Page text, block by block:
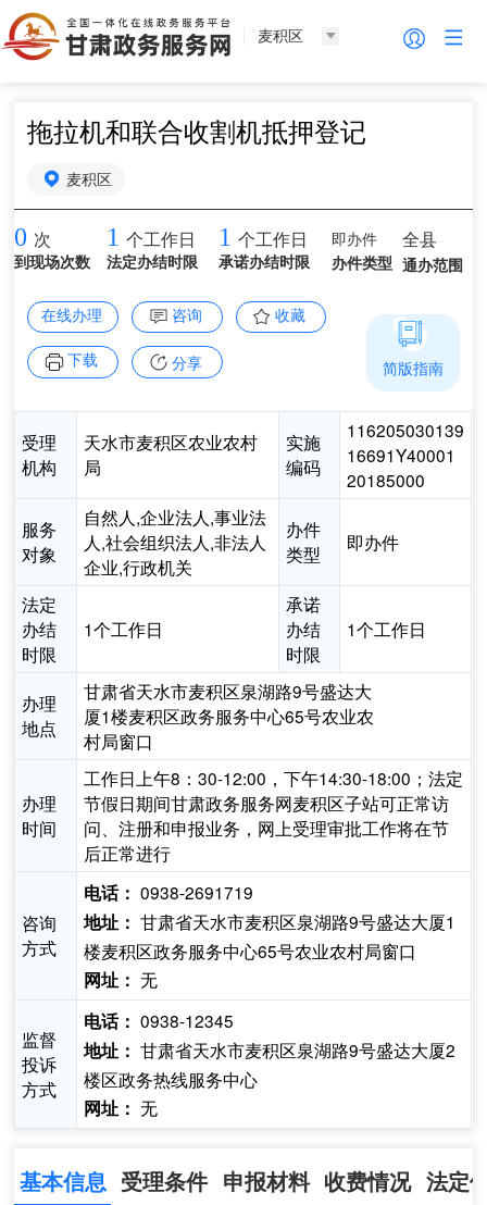
麦积区
拖拉机和联合收割机抵押登记
麦积区
0 次
到现场次数
1 个工作日
法定办结时限
1 个工作日
承诺办结时限
即办件
办件类型
全县
通办范围
在线办理 咨询 收藏
下载 分享
受理
机构
天水市麦积区农业农村
局
实施
编码
116205030139
16691Y40001
20185000
服务
对象
自然人,企业法人,事业法
人,社会组织法人,非法人
企业,行政机关
办件
类型
即办件
法定
办结
时限
1个工作日
承诺
办结
时限
1个工作日
办理
地点
甘肃省天水市麦积区泉湖路9号盛达大
厦1楼麦积区政务服务中心65号农业农
村局窗口
办理
时间
工作日上午8：30-12:00，下午14:30-18:00；法定
节假日期间甘肃政务服务网麦积区子站可正常访
问、注册和申报业务，网上受理审批工作将在节
后正常进行
咨询
方式
电话： 0938-2691719
地址： 甘肃省天水市麦积区泉湖路9号盛达大厦1
楼麦积区政务服务中心65号农业农村局窗口
网址： 无
监督
投诉
方式
电话： 0938-12345
地址： 甘肃省天水市麦积区泉湖路9号盛达大厦2
楼区政务热线服务中心
网址： 无
简版指南
基本信息 受理条件 申报材料 收费情况 法定